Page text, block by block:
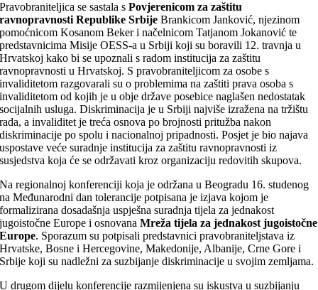
Pravobraniteljica se sastala sPovjerenicom za zaštitu
ravnopravnosti Republike Srbije Brankicom Janković, njezinom
pomoćnicom Kosanom Beker i načelnicom Tatjanom Jokanović te
predstavnicima Misije OESS-a u Srbiji koji su boravili 12. travnja u
Hrvatskoj kako bi se upoznali s radom institucija za zaštitu
ravnopravnosti u Hrvatskoj. S pravobraniteljicom za osobe s
invaliditetom razgovarali su o problemima na zaštiti prava osoba s
invaliditetom od kojih je u obje države posebice naglašen nedostatak
socijalnih usluga. Diskriminacija je u Srbiji najviše izražena na tržištu
rada, a invaliditet je treća osnova po brojnosti pritužba nakon
diskriminacije po spolu i nacionalnoj pripadnosti. Posjet je bio najava
uspostave veće suradnje institucija za zaštitu ravnopravnosti iz
susjedstva koja će se održavati kroz organizaciju redovitih skupova.
Na regionalnoj konferenciji koja je održana u Beogradu 16. studenog
na Međunarodni dan tolerancije potpisana je izjava kojom je
formalizirana dosadašnja uspješna suradnja tijela za jednakost
jugoistočne Europe i osnovanaMreža tijela za jednakost jugoistočne
Europe. Sporazum su potpisali predstavnici pravobraniteljstava iz
Hrvatske, Bosne i Hercegovine, Makedonije, Albanije, Crne Gore i
Srbije koji su nadležni za suzbijanje diskriminacije u svojim zemljama.
U drugom dijelu konferencije razmijenjena su iskustva u suzbijanju